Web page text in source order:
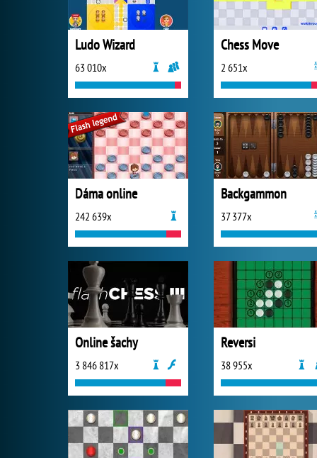
Ludo Wizard
63 010x
Chess Move
2 651x
Dáma online
242 639x
Backgammon
37 377x
Online šachy
3 846 817x
Reversi
38 955x